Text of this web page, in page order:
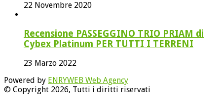
22 Novembre 2020
Recensione PASSEGGINO TRIO PRIAM di
Cybex Platinum PER TUTTI I TERRENI
23 Marzo 2022
Powered by ENRYWEB Web Agency
© Copyright 2026, Tutti i diritti riservati